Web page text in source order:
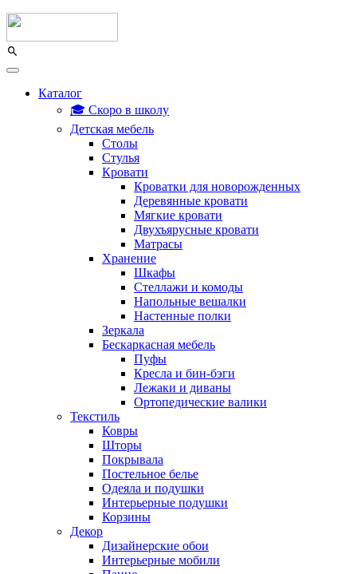
Каталог
🎓 Скоро в школу
Детская мебель
Столы
Стулья
Кровати
Кроватки для новорожденных
Деревянные кровати
Мягкие кровати
Двухъярусные кровати
Матрасы
Хранение
Шкафы
Стеллажи и комоды
Напольные вешалки
Настенные полки
Зеркала
Бескаркасная мебель
Пуфы
Кресла и бин-бэги
Лежаки и диваны
Ортопедические валики
Текстиль
Ковры
Шторы
Покрывала
Постельное белье
Одеяла и подушки
Интерьерные подушки
Корзины
Декор
Дизайнерские обои
Интерьерные мобили